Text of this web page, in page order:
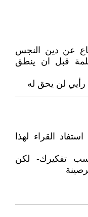
عن دين النجس
قبل ان ينطق
رأيي لن يحق له
القراء لهذا
تفكيرك- لكن